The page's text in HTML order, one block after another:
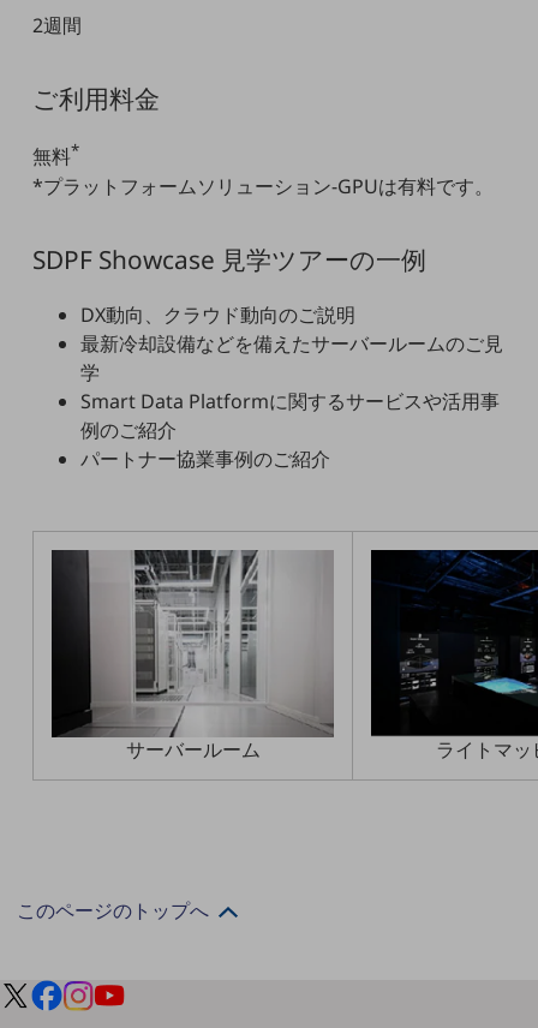
モビリティ
小売業
モバイルTOP
法人向けスマホ・携帯に関する、
製品TOP
ビジネス向けスマートフォン
タフネススマートフォン
データ通信製品
ドコモケータイ
通信モジュール製品
IOT完了済みメーカーブランド製品
ドコモBiz データ無制限 ドコモ MAX ドコモ mini ドコモBiz かけ放題
端末の一元管理
2週間
ご利用料金
無料*
*プラットフォームソリューション-GPUは有料です。
SDPF Showcase 見学ツアーの一例
DX動向、クラウド動向のご説明
最新冷却設備などを備えたサーバールームのご見
学
Smart Data Platformに関するサービスや活用事
例のご紹介
パートナー協業事例のご紹介
サーバールーム ライトマッ
このページのトップへ